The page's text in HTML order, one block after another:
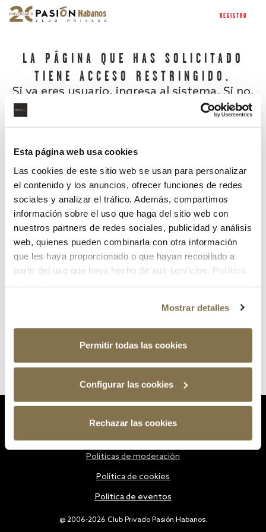
Esta página web usa cookies
Las cookies de este sitio web se usan para personalizar
el contenido y los anuncios, ofrecer funciones de redes
sociales y analizar el tráfico. Además, compartimos
información sobre el uso que haga del sitio web con
nuestros partners de redes sociales, publicidad y análisis
web, quienes pueden combinarla con otra información
que les haya proporcionado o que hayan recopilado a
partir del uso que haya hecho de sus servicios. Política
Mostrar detalles
Permitir todas las cookies
Configurar las cookies
Rechazar las cookies
REGISTRO
LA PÁGINA QUE HAS SOLICITADO
TIENE ACCESO RESTRINGIDO.
Si ya eres usuario, ingresa al sistema. Si no,
¿Has olvidado tu contraseña?
@ 2006-2026 Club Privado Pasión Habanos.
Políticas de moderación
Política de cookies
Política de eventos